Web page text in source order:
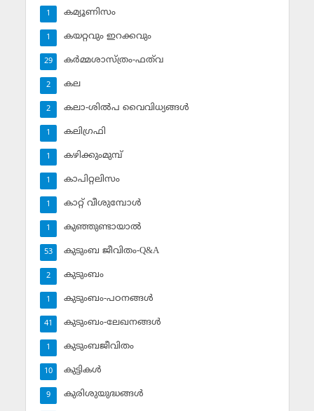
കമ്യൂണിസം
1
കയറ്റവും ഇറക്കവും
1
കര്‍മ്മശാസ്ത്രം-ഫത്‌വ
29
കല
2
കലാ-ശില്‍പ വൈവിധ്യങ്ങള്‍
2
കലിഗ്രഫി
1
കഴിക്കുംമുമ്പ്
1
കാപിറ്റലിസം
1
കാറ്റ് വീശുമ്പോള്‍
1
കുഞ്ഞുണ്ടായാല്‍
1
കുടുംബ ജീവിതം-Q&A
53
കുടുംബം
2
കുടുംബം-പഠനങ്ങള്‍
1
കുടുംബം-ലേഖനങ്ങള്‍
41
കുടുംബജീവിതം
1
കുട്ടികള്‍
10
കുരിശുയുദ്ധങ്ങള്‍
9